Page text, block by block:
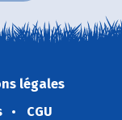
légales
CGU